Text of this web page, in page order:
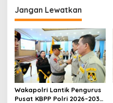
g
a
s
i
p
o
s
Jangan Lewatkan
Wakapolri Lantik Pengurus
Pusat KBPP Polri 2026–2031,